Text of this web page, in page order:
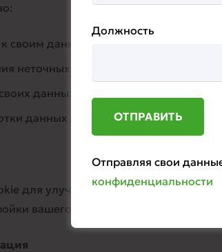
своим данным и получать
неточных данных.
данных, если они больше не
данных для целей маркетинга.
для улучшения функциональности
вашего браузера.
Должность
Отправляя свои
конфиденциальности